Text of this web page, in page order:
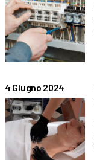
4 Giugno 2024